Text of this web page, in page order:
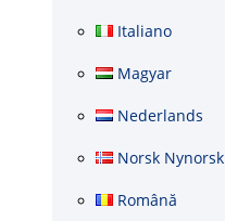
Italiano
Magyar
Nederlands
Norsk Nynorsk
Română